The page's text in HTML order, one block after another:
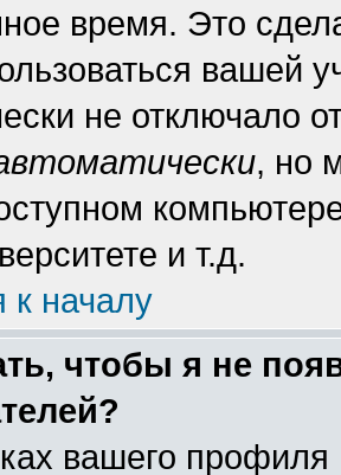
время. Это
вашей
не отключало
, но
и т.д.
к началу
чтобы я не
вашего